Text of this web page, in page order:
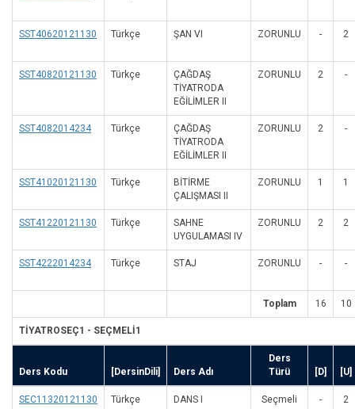
SST40620121130 Türkçe ŞAN VI ZORUNLU - 2
SST40820121130 Türkçe
ÇAĞDAŞ
TİYATRODA
EĞİLİMLER II
ZORUNLU 2 -
SST4082014234 Türkçe
ÇAĞDAŞ
TİYATRODA
EĞİLİMLER II
ZORUNLU 2 -
SST41020121130 Türkçe
BİTİRME
ÇALIŞMASI II
ZORUNLU 1 1
SST41220121130 Türkçe
SAHNE
UYGULAMASI IV
ZORUNLU 2 2
SST4222014234 Türkçe STAJ ZORUNLU - -
Toplam 16 10
TİYATROSEÇ1 - SEÇMELİ1
Ders Kodu [DersinDili] Ders Adı
Ders
Türü
[D] [U]
SEC11320121130 Türkçe DANS I Seçmeli - 2